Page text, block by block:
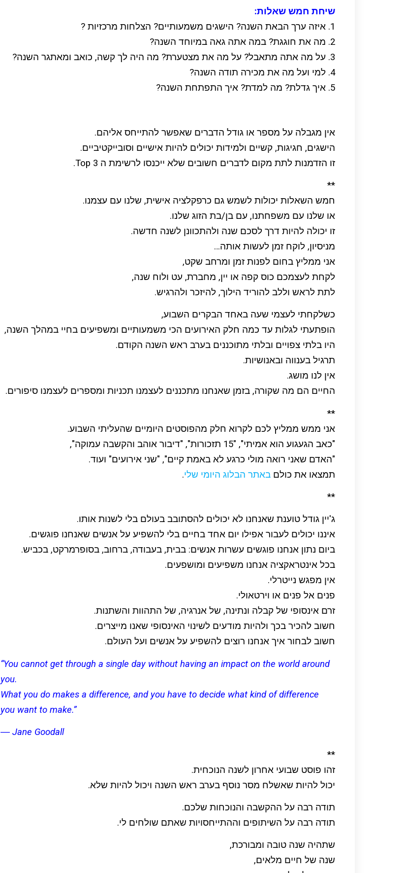
שיחת חמש שאלות:
1. איזה ערך הבאת השנה? הישגים משמעותיים? הצלחות מרכזיות ?
2. מה את חוגגת? במה אתה גאה במיוחד השנה?
3. על מה אתה מתאבל? על מה את מצטערת? מה היה לך קשה, כואב ומאתגר השנה?
4. למי ועל מה את מכירה תודה השנה?
5. איך גדלת? מה למדת? איך התפתחת השנה?
אין מגבלה על מספר או גודל הדברים שאפשר להתייחס אליהם.
הישגים, חגיגות, קשיים ולמידות יכולים להיות אישיים וסובייקטיביים.
זו הזדמנות לתת מקום לדברים חשובים שלא ייכנסו לרשימת ה Top 3.
**
חמש השאלות יכולות לשמש גם כרפקלציה אישית, שלנו עם עצמנו.
או שלנו עם משפחתנו, עם בן/בת הזוג שלנו.
זו יכולה להיות דרך לסכם שנה ולהתכוונן לשנה חדשה.
מניסיון, לוקח זמן לעשות אותה…
אני ממליץ בחום לפנות זמן ומרחב שקט,
לקחת לעצמכם כוס קפה או יין, מחברת, עט ולוח שנה,
לתת לראש וללב להוריד הילוך, להיזכר ולהרגיש.
כשלקחתי לעצמי שעה באחד הבקרים השבוע,
הופתעתי לגלות עד כמה חלק האירועים הכי משמעותיים ומשפיעים בחיי במהלך השנה,
היו בלתי צפויים ובלתי מתוכננים בערב ראש השנה הקודם.
תרגיל בענווה ובאנושיות.
אין לנו מושג.
החיים הם מה שקורה, בזמן שאנחנו מתכננים לעצמנו תכניות ומספרים לעצמנו סיפורים.
**
אני ממש ממליץ לכם לקרוא חלק מהפוסטים היומיים שהעליתי השבוע.
"כאב הגעגוע הוא אמיתי", "15 תזכורות", "דיבור אוהב והקשבה עמוקה",
"האדם שאני רואה מולי כרגע לא באמת קיים", "שני אירועים" ועוד.
תמצאו את כולם באתר הבלוג היומי שלי.
**
ג'יין גודל טוענת שאנחנו לא יכולים להסתובב בעולם בלי לשנות אותו.
איננו יכולים לעבור אפילו יום אחד בחיים בלי להשפיע על אנשים שאנחנו פוגשים.
ביום נתון אנחנו פוגשים עשרות אנשים: בבית, בעבודה, ברחוב, בסופרמרקט, בכביש.
בכל אינטראקציה אנחנו משפיעים ומושפעים.
אין מפגש נייטרלי.
פנים אל פנים או וירטאולי.
זרם אינסופי של קבלה ונתינה, של אנרגיה, של התהוות והשתנות.
חשוב להכיר בכך ולהיות מודעים לשינוי האינסופי שאנו מייצרים.
חשוב לבחור איך אנחנו רוצים להשפיע על אנשים ועל העולם.
“You cannot get through a single day without having an impact on the world around
you.
What you do makes a difference, and you have to decide what kind of difference
you want to make.”
― Jane Goodall
**
זהו פוסט שבועי אחרון לשנה הנוכחית.
יכול להיות שאשלח מסר נוסף בערב ראש השנה ויכול להיות שלא.
תודה רבה על ההקשבה והנוכחות שלכם.
תודה רבה על השיתופים וההתייחסויות שאתם שולחים לי.
שתהיה שנה טובה ומבורכת,
שנה של חיים מלאים,